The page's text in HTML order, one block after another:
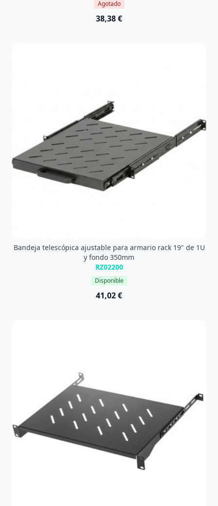
Agotado
38,38 €
Bandeja telescópica ajustable para armario rack 19" de 1U
y fondo 350mm
RZ02200
Disponible
41,02 €